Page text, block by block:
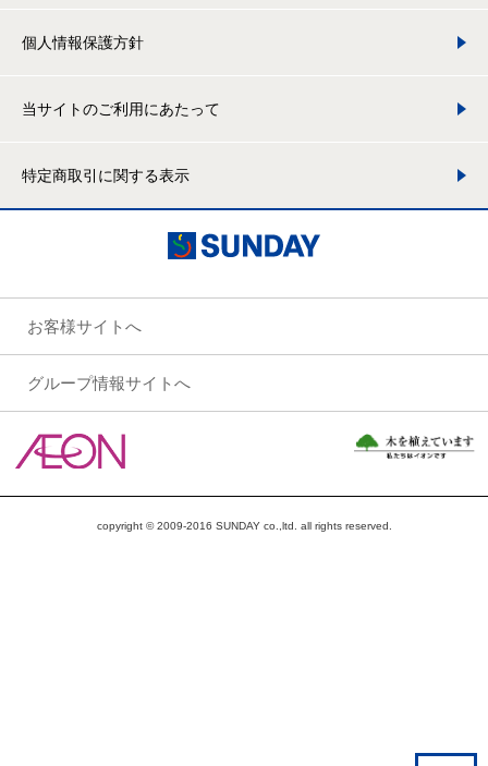
個人情報保護方針
当サイトのご利用にあたって
特定商取引に関する表示
お客様サイトへ
グループ情報サイトへ
copyright © 2009-2016 SUNDAY co.,ltd. all rights reserved.